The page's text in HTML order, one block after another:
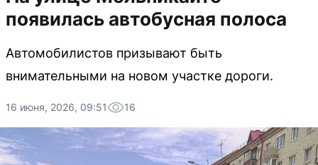
появилась автобусная полоса
Автомобилистов призывают быть
внимательными на новом участке дороги.
16 июня, 2026, 09:51 16